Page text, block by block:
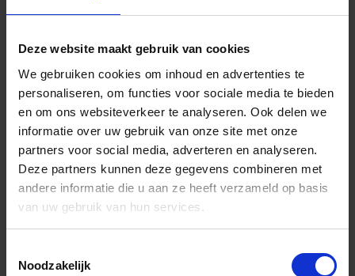
Deze website maakt gebruik van cookies
We gebruiken cookies om inhoud en advertenties te
personaliseren, om functies voor sociale media te bieden
en om ons websiteverkeer te analyseren. Ook delen we
informatie over uw gebruik van onze site met onze
partners voor social media, adverteren en analyseren.
Deze partners kunnen deze gegevens combineren met
andere informatie die u aan ze heeft verzameld op basis
van uw gebruik van hun services.
Noodzakelijk